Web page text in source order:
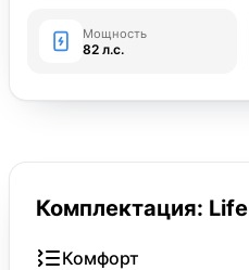
Мощность
82 л.с.
Комплектация: Life
Комфорт